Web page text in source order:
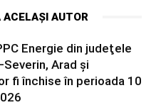
ACELAȘI AUTOR
Energie din judeţele
Arad și
fi închise în perioada 10